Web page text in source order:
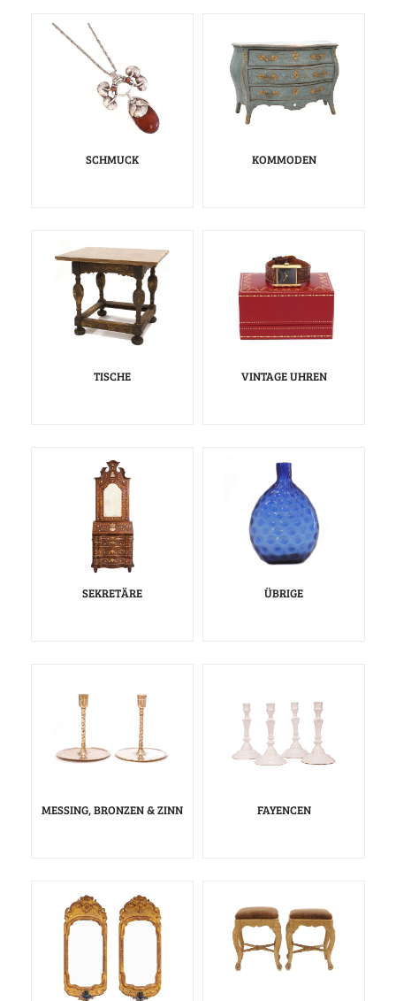
SCHMUCK KOMMODEN
TISCHE VINTAGE UHREN
SEKRETÄRE ÜBRIGE
MESSING, BRONZEN & ZINN FAYENCEN